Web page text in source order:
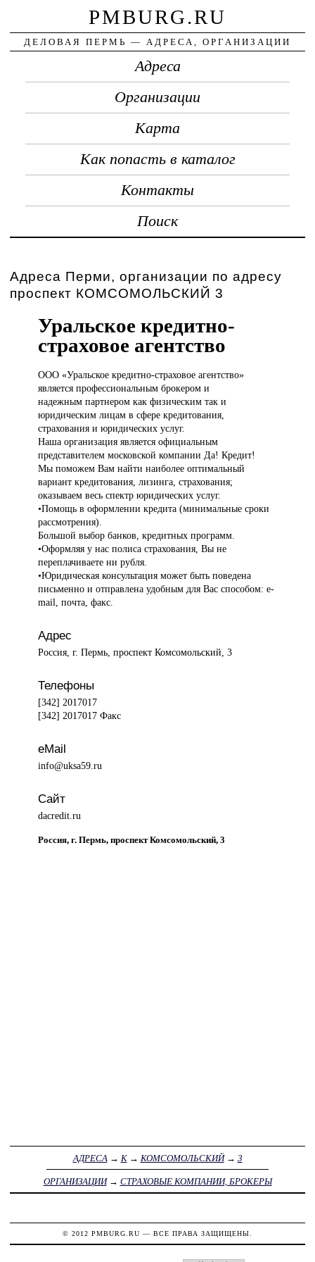
PMBURG.RU
ДЕЛОВАЯ ПЕРМЬ — АДРЕСА, ОРГАНИЗАЦИИ
Адреса
Организации
Карта
Как попасть в каталог
Контакты
Поиск
Адреса Перми, организации по адресу
проспект КОМСОМОЛЬСКИЙ 3
Уральское кредитно-
страховое агентство
ООО «Уральскоекредитно-страховое агентство»
является профессиональным брокером и
надежным партнером как физическим так и
юридическим лицам в сфере кредитования,
страхования и юридических услуг.
Наша организация является официальным
представителем московской компании Да! Кредит!
Мы поможем Вам найти наиболее оптимальный
вариант кредитования, лизинга, страхования;
оказываем весь спектр юридических услуг.
•Помощь в оформлении кредита (минимальные сроки
рассмотрения).
Большой выбор банков, кредитных программ.
•Оформляя у нас полиса страхования, Вы не
переплачиваете ни рубля.
•Юридическая консультация может быть поведена
письменно и отправлена удобным для Вас способом: e-
mail, почта, факс.
Адрес
Россия, г. Пермь, проспект Комсомольский, 3
Телефоны
[342] 2017017
[342] 2017017 Факс
eMail
info@uksa59.ru
Сайт
dacredit.ru
Россия, г. Пермь, проспект Комсомольский, 3
АДРЕСА → К→ КОМСОМОЛЬСКИЙ→ 3
ОРГАНИЗАЦИИ→ СТРАХОВЫЕ КОМПАНИИ, БРОКЕРЫ
© 2012 PMBURG.RU — ВСЕ ПРАВА ЗАЩИЩЕНЫ.